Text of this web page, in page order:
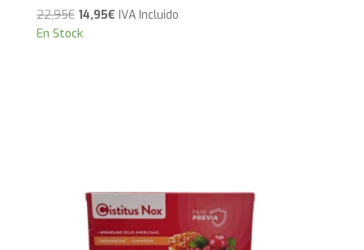
22,95€ El
precio
14,95€ElIVA Incluido
En Stock